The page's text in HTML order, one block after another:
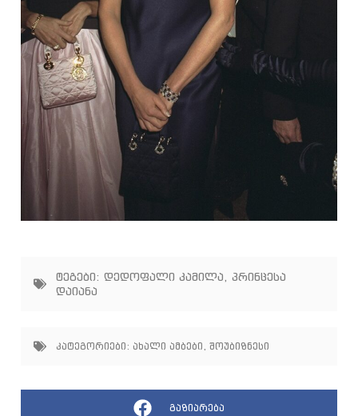
ტეგები: დედოფალი კამილა
პრინცესა
დაიანა
კატეგორიები: ახალი ამბები , შოუბიზნესი
გაზიარება